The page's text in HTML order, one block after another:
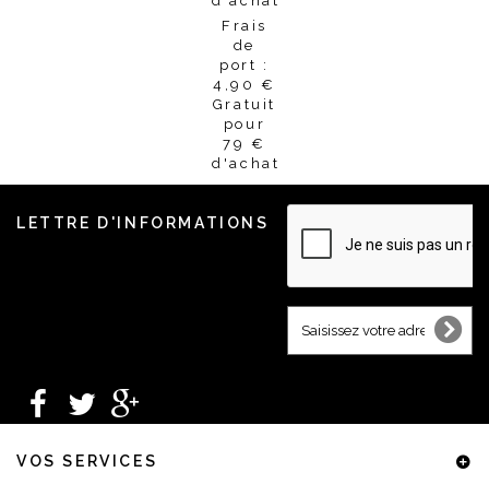
Frais
de
port :
4,90 €
Gratuit
pour
79 €
d'achat
LETTRE D'INFORMATIONS
VOS SERVICES